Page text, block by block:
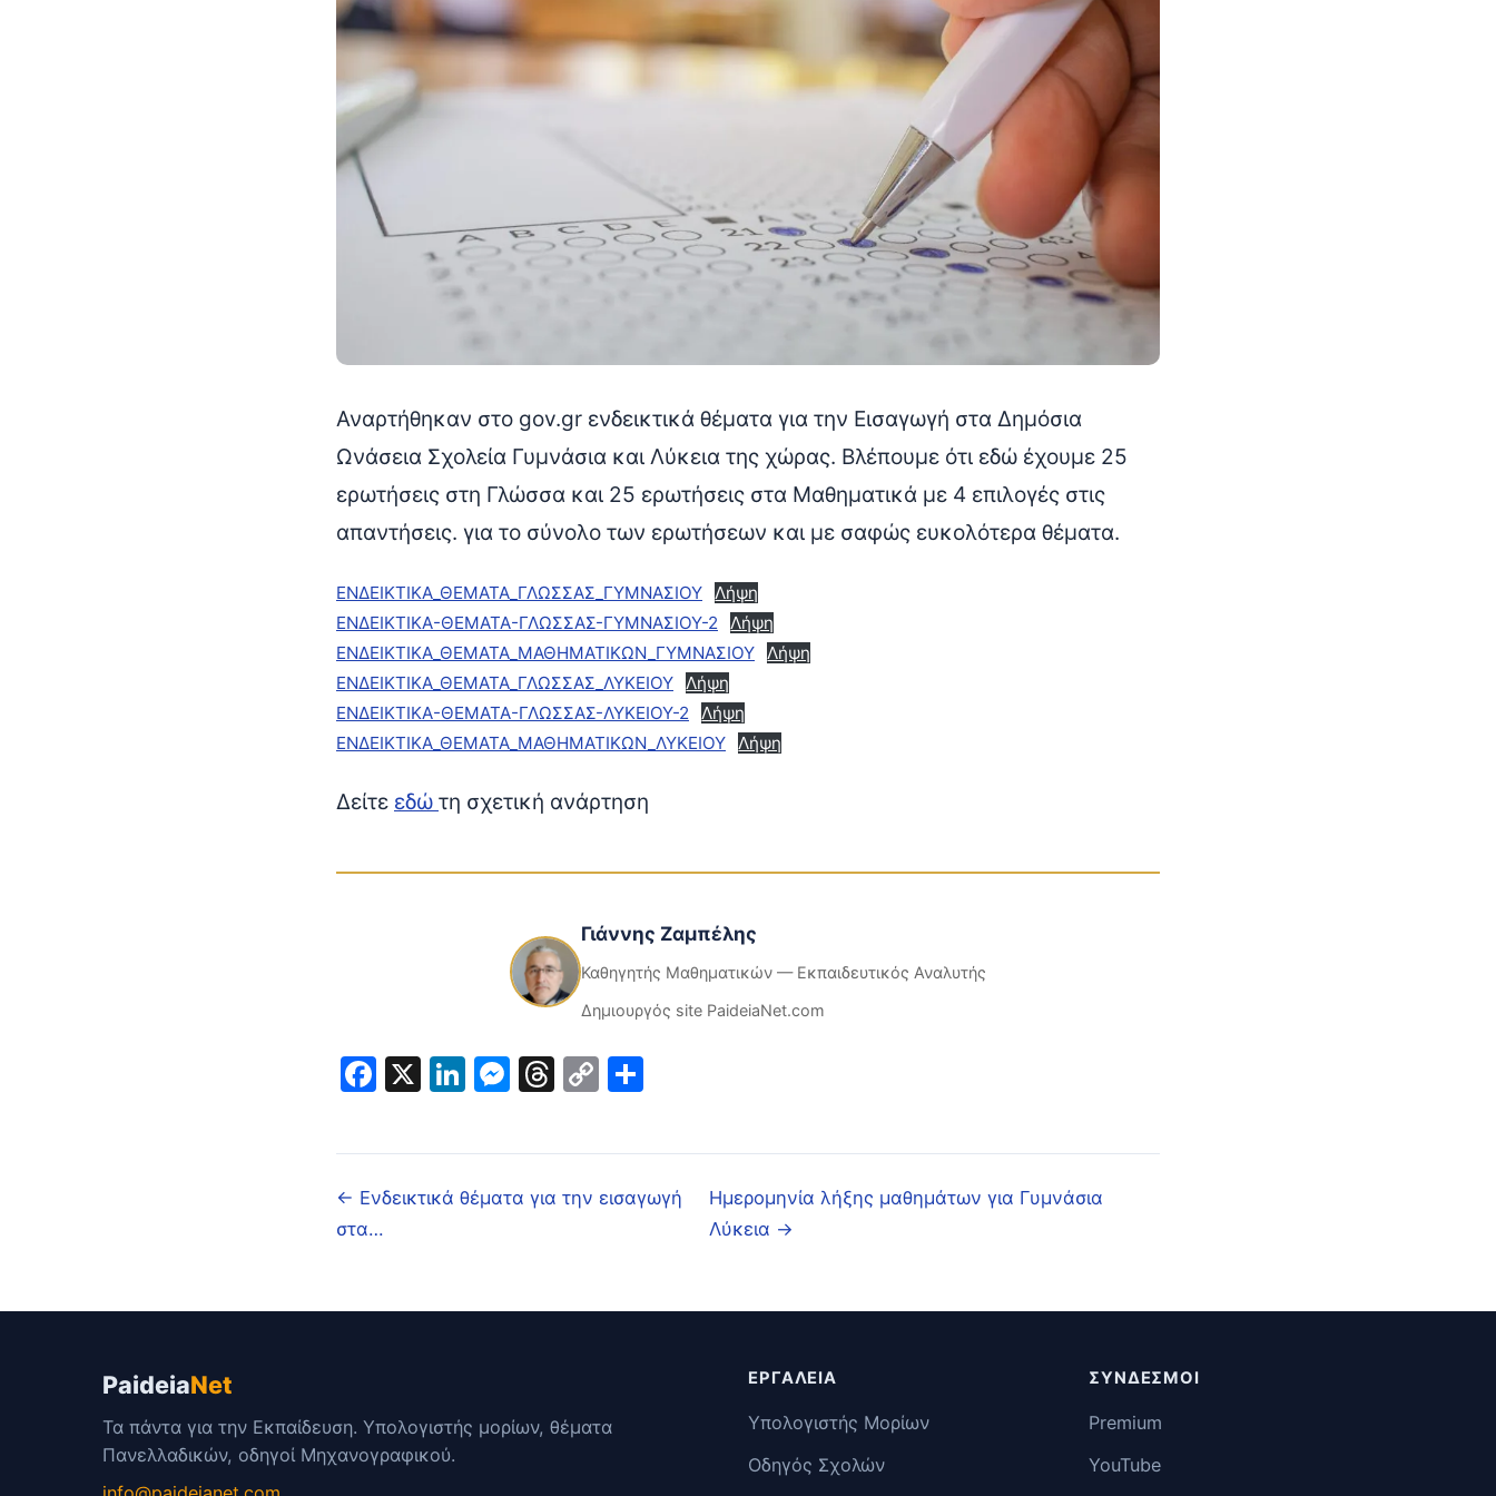
Αναρτήθηκαν στο gov.gr ενδεικτικά θέματα για την Εισαγωγή στα Δημόσια
Ωνάσεια Σχολεία Γυμνάσια και Λύκεια της χώρας. Βλέπουμε ότι εδώ έχουμε 25
ερωτήσεις στη Γλώσσα και 25 ερωτήσεις στα Μαθηματικά με 4 επιλογές στις
απαντήσεις. για το σύνολο των ερωτήσεων και με σαφώς ευκολότερα θέματα.
ΕΝΔΕΙΚΤΙΚΑ_ΘΕΜΑΤΑ_ΓΛΩΣΣΑΣ_ΓΥΜΝΑΣΙΟΥ
Λήψη
ΕΝΔΕΙΚΤΙΚΑ-ΘΕΜΑΤΑ-ΓΛΩΣΣΑΣ-ΓΥΜΝΑΣΙΟΥ-2
Λήψη
ΕΝΔΕΙΚΤΙΚΑ_ΘΕΜΑΤΑ_ΜΑΘΗΜΑΤΙΚΩΝ_ΓΥΜΝΑΣΙΟΥ
Λήψη
ΕΝΔΕΙΚΤΙΚΑ_ΘΕΜΑΤΑ_ΓΛΩΣΣΑΣ_ΛΥΚΕΙΟΥ
Λήψη
ΕΝΔΕΙΚΤΙΚΑ-ΘΕΜΑΤΑ-ΓΛΩΣΣΑΣ-ΛΥΚΕΙΟΥ-2
Λήψη
ΕΝΔΕΙΚΤΙΚΑ_ΘΕΜΑΤΑ_ΜΑΘΗΜΑΤΙΚΩΝ_ΛΥΚΕΙΟΥ
Λήψη
Δείτε εδώ τη σχετική ανάρτηση
Γιάννης Ζαμπέλης
Καθηγητής Μαθηματικών — Εκπαιδευτικός Αναλυτής
Δημιουργός site PaideiaNet.com
Facebook
X LinkedIn
Messenger
Threads
Copy
← Ενδεικτικά θέματα για την εισαγωγή
στα…
Ημερομηνία λήξης μαθημάτων για Γυμνάσια
Λύκεια →
PaideiaNet
Τα πάντα για την Εκπαίδευση. Υπολογιστής μορίων, θέματα
Πανελλαδικών, οδηγοί Μηχανογραφικού.
ΕΡΓΑΛΕΊΑ
Υπολογιστής Μορίων
Οδηγός Σχολών
ΣΎΝΔΕΣΜΟΙ
Premium
YouTube